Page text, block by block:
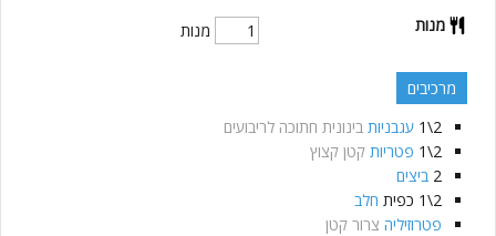
מנות מנות
מרכיבים
2\1
עגבניות בינונית חתוכה לריבועים
2\1
פטריות קטן קצוץ
2 ביצים
2\1
כפית חלב
פטרוזיליה צרור קטן